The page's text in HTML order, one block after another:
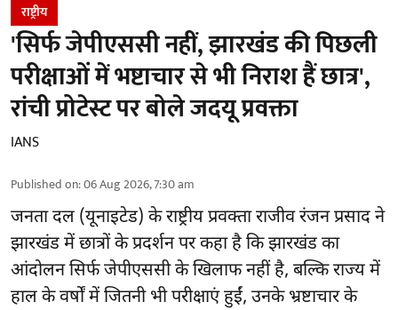
राष्ट्रीय
'सिर्फ जेपीएससी नहीं, झारखंड की पिछली
परीक्षाओं में भष्टाचार से भी निराश हैं छात्र',
रांची प्रोटेस्ट पर बोले जदयू प्रवक्ता
IANS
Published on:06 Aug 2026, 7:30 am
जनता दल (यूनाइटेड) के राष्ट्रीय प्रवक्ता राजीव रंजन प्रसाद ने
झारखंड में छात्रों के प्रदर्शन पर कहा है कि झारखंड का
आंदोलन सिर्फजेपीएससीके खिलाफ नहीं है, बल्कि राज्य में
हाल के वर्षों में जितनी भी परीक्षाएं हुईं, उनके भ्रष्टाचार के